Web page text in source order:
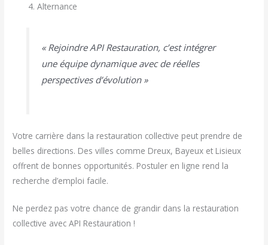
Alternance
« Rejoindre API Restauration, c’est intégrer
une équipe dynamique avec de réelles
perspectives d’évolution »
Votre carrière dans la restauration collective peut prendre de
belles directions. Des villes comme Dreux, Bayeux et Lisieux
offrent de bonnes opportunités. Postuler en ligne rend la
recherche d’emploi facile.
Ne perdez pas votre chance de grandir dans la restauration
collective avec API Restauration !